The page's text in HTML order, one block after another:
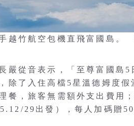
越竹航空包機直飛富國島
嚴從音表示，「至尊富國島
除了入住高檔5星溫德姆度
餐，旅客無需額外支出費用
29出發），每人加碼贈50